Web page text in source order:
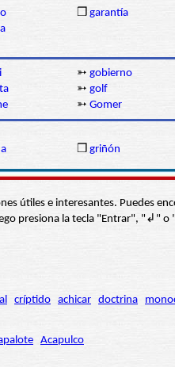
❒ garantía
➳ gobierno
➳ golf
➳ Gomer
❒ griñón
útiles e interesantes. Puedes
presiona la tecla "Entrar",
críptido achicar doctrina
Acapulco